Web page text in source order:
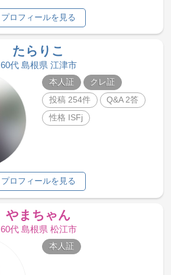
プロフィールを見る
たらりこ
60代 島根県 江津市
本人証
クレ証
投稿 254件
Q&A 2答
性格 ISFj
プロフィールを見る
やまちゃん
60代 島根県 松江市
本人証